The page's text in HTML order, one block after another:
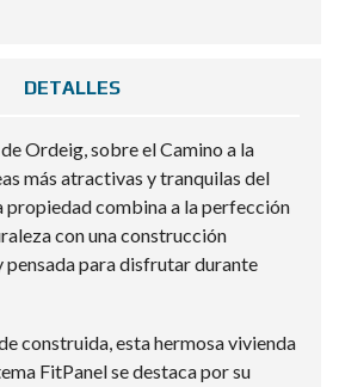
DETALLES
Ordeig, sobre el Camino a la
más atractivas y tranquilas del
propiedad combina a la perfección
con una construcción
pensada para disfrutar durante
construida, esta hermosa vivienda
FitPanel se destaca por su